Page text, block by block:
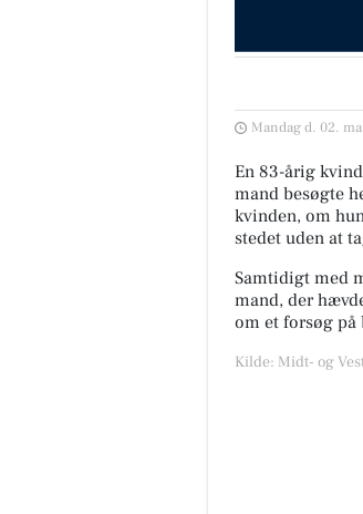
Mandag d. 02.
En 83-årig
mand besøgte
kvinden, om
stedet uden at
Samtidigt med
mand, der
om et forsøg
Kilde: Midt- og